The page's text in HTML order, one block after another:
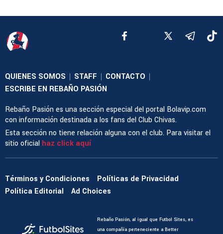
QUIENES SOMOS | STAFF | CONTACTO |
ESCRIBE EN REBAÑO PASIÓN
Rebaño Pasión es una sección especial del portal Bolavip.com
con información destinada a los fans del Club Chivas.
Esta sección no tiene relación alguna con el club. Para visitar el
sitio oficial haz click aquí
Términos y Condiciones
Políticas de Privacidad
Política Editorial
Ad Choices
Rebaño Pasión, al igual que Futbol Sites, es
una compañía perteneciente a Better